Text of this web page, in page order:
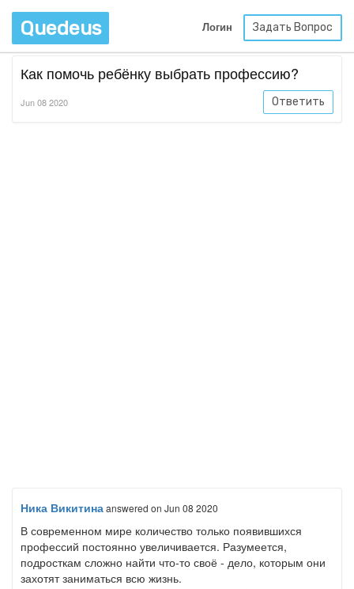
Quedeus Логин Задать Вопрос
Как помочь ребёнку выбрать профессию?
Jun 08 2020 Ответить
Ника Викитинаanswered on Jun 08 2020
В современном мире количество только появившихся
профессий постоянно увеличивается. Разумеется,
подросткам сложно найти что-то своё - дело, которым они
захотят заниматься всю жизнь.